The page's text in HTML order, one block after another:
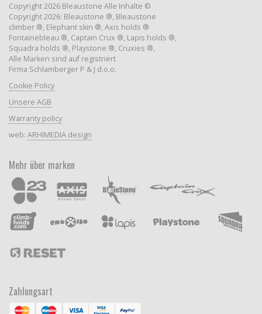
Copyright 2026 Bleaustone Alle Inhalte ©
Copyright 2026: Bleaustone ®, Bleaustone
climber ®, Elephant skin ®, Axis holds ®
Fontainebleau ®, Captain Crux ®, Lapis holds ®,
Squadra holds ®, Playstone ®, Cruxies ®,
Alle Marken sind auf registriert
Firma Schlamberger P & J d.o.o.
Cookie Policy
Unsere AGB
Warranty policy
web: ARHIMEDIA design
Mehr über marken
Zahlungsart